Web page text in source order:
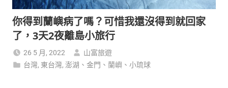
你得到蘭嶼病了嗎？可惜我還沒得到就回家
了，3天2夜離島小旅行
26 5 月, 2022
山富旅遊
台灣, 東台灣, 澎湖、金門、蘭嶼、小琉球